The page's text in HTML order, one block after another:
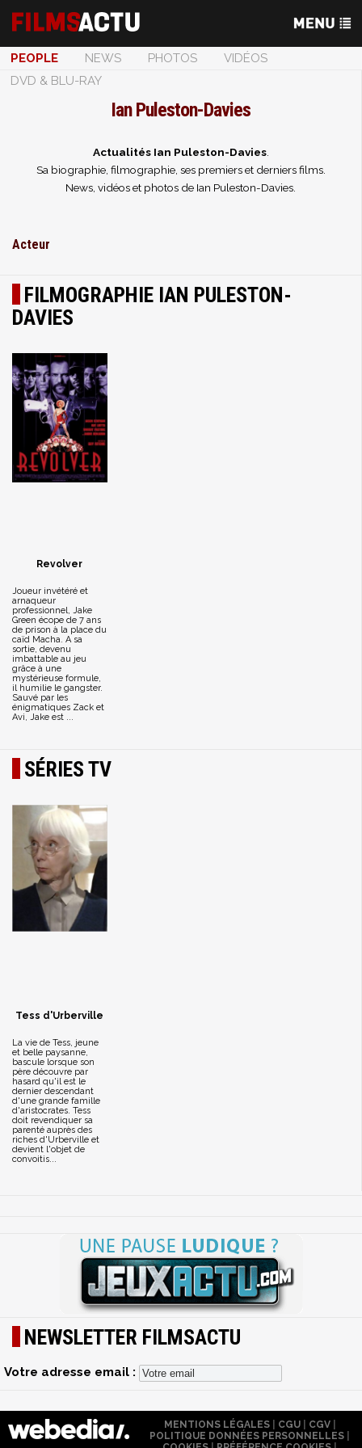
PEOPLE NEWS PHOTOS
VIDÉOS
DVD & BLU-RAY
Ian Puleston-Davies
Actualités Ian Puleston-Davies.
Sa biographie, filmographie, ses premiers et derniers films.
News, vidéos et photos de Ian Puleston-Davies.
Acteur
FILMOGRAPHIE IAN PULESTON-
DAVIES
Revolver
Joueur invétéré et
arnaqueur
professionnel, Jake
Green écope de 7 ans
de prison à la place du
caïd Macha. A sa
sortie, devenu
imbattable au jeu
grâce à une
mystérieuse formule,
il humilie le gangster.
Sauvé par les
énigmatiques Zack et
Avi, Jake est ...
SÉRIES TV
Tess d'Urberville
La vie de Tess, jeune
et belle paysanne,
bascule lorsque son
père découvre par
hasard qu'il est le
dernier descendant
d'une grande famille
d'aristocrates. Tess
doit revendiquer sa
parenté auprès des
riches d'Urberville et
devient l'objet de
convoitis...
NEWSLETTER FILMSACTU
Votre adresse email :
MENTIONS LÉGALES| CGU| CGV|
POLITIQUE DONNÉES PERSONNELLES